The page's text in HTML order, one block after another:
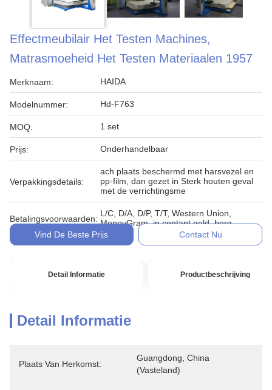
Effectmeubilair Het Testen Machines,
Matrasmoeheid Het Testen Materiaalen 1957
Merknaam: HAIDA
Modelnummer: Hd-F763
MOQ: 1 set
Prijs: Onderhandelbaar
Verpakkingsdetails:
ach plaats beschermd met harsvezel en
pp-film, dan gezet in Sterk houten geval
met de verrichtingsme
Betalingsvoorwaarden:
L/C, D/A, D/P, T/T, Western Union,
MoneyGram, in contant geld, borg
Vind De Beste Prijs
Contact Nu
Detail Informatie Productbeschrijving
Detail Informatie
Plaats Van Herkomst:
Guangdong, China
(vasteland)